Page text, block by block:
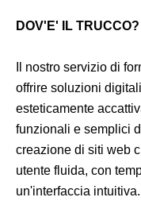
DOV'E' IL
Il nostro servizio di
offrire soluzioni
esteticamente
funzionali e semplici
creazione di siti web
utente fluida, con
un'interfaccia intuitiva.